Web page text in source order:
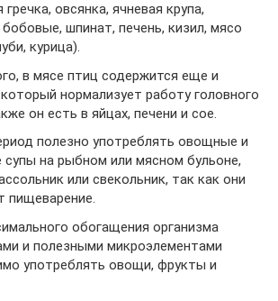
овсянка, ячневая крупа,
шпинат, печень, кизил, мясо
курица).
в мясе птиц содержится еще и
нормализует работу головного
он есть в яйцах, печени и сое.
полезно употреблять овощные и
супы на рыбном или мясном бульоне,
или свекольник, так как они
пищеварение.
обогащения организма
и полезными микроэлементами
употреблять овощи, фрукты и